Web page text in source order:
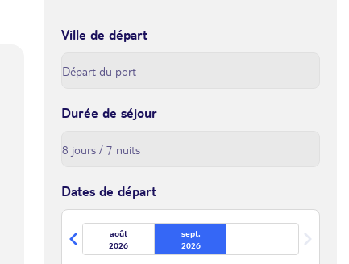
Ville de départ
Durée de séjour
Dates de départ
août
2026
sept.
2026